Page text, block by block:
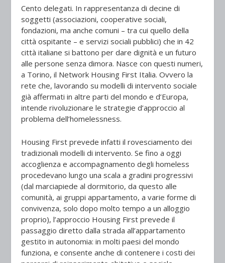
Cento delegati. In rappresentanza di decine di
soggetti (associazioni, cooperative sociali,
fondazioni, ma anche comuni – tra cui quello della
città ospitante – e servizi sociali pubblici) che in 42
città italiane si battono per dare dignità e un futuro
alle persone senza dimora. Nasce con questi numeri,
a Torino, il Network Housing First Italia. Ovvero la
rete che, lavorando su modelli di intervento sociale
già affermati in altre parti del mondo e d’Europa,
intende rivoluzionare le strategie d’approccio al
problema dell’homelessness.
Housing First prevede infatti il rovesciamento dei
tradizionali modelli di intervento. Se fino a oggi
accoglienza e accompagnamento degli homeless
procedevano lungo una scala a gradini progressivi
(dal marciapiede al dormitorio, da questo alle
comunità, ai gruppi appartamento, a varie forme di
convivenza, solo dopo molto tempo a un alloggio
proprio), l’approccio Housing First prevede il
passaggio diretto dalla strada all’appartamento
gestito in autonomia: in molti paesi del mondo
funziona, e consente anche di contenere i costi dei